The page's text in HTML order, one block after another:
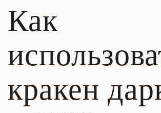
Как
кракен